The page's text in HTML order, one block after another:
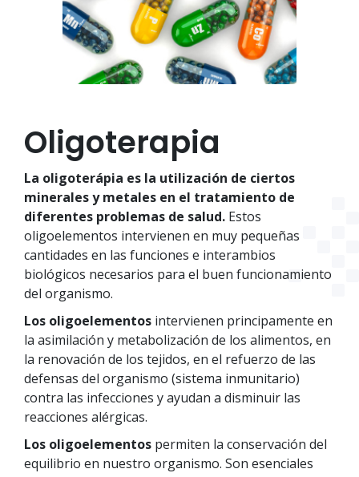
Oligoterapia
La oligoterápia es la utilización de ciertos
minerales y metales en el tratamiento de
diferentes problemas de salud. Estos
oligoelementos intervienen en muy pequeñas
cantidades en las funciones e interambios
biológicos necesarios para el buen funcionamiento
del organismo.
Los oligoelementos intervienen principamente en
la asimilación y metabolización de los alimentos, en
la renovación de los tejidos, en el refuerzo de las
defensas del organismo (sistema inmunitario)
contra las infecciones y ayudan a disminuir las
reacciones alérgicas.
Los oligoelementos permiten la conservación del
equilibrio en nuestro organismo. Son esenciales